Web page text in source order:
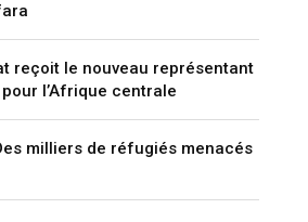
reçoit le nouveau représentant
pour l’Afrique centrale
milliers de réfugiés menacés